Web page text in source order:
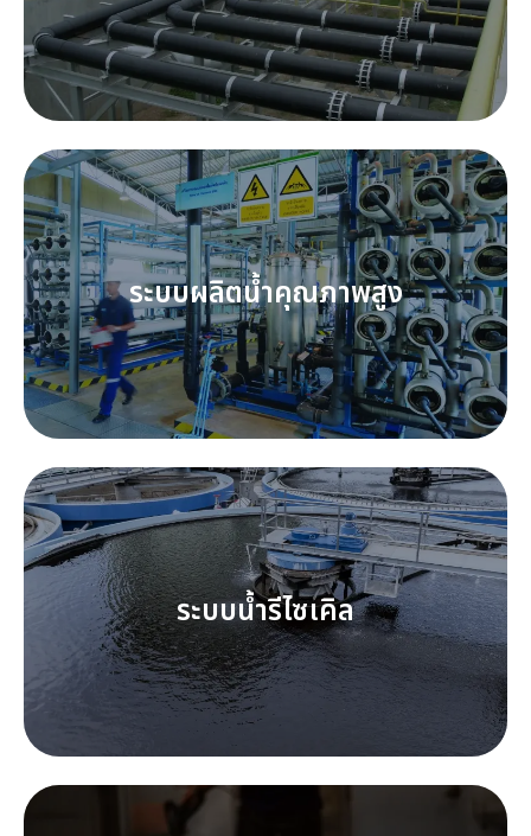
ระบบผลิตน้ำคุณภาพสูง
ระบบน้ำรีไซเคิล